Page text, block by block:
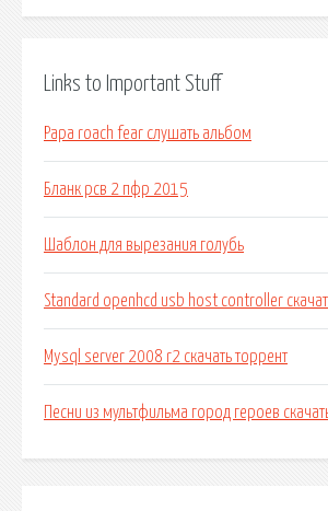
Links to Important Stuff
Papa roach fear слушать альбом
Бланк рсв 2 пфр 2015
Шаблон для вырезания голубь
Standard openhcd usb host controller
Mysql server 2008 r2 скачать торрент
Песни из мультфильма город героев